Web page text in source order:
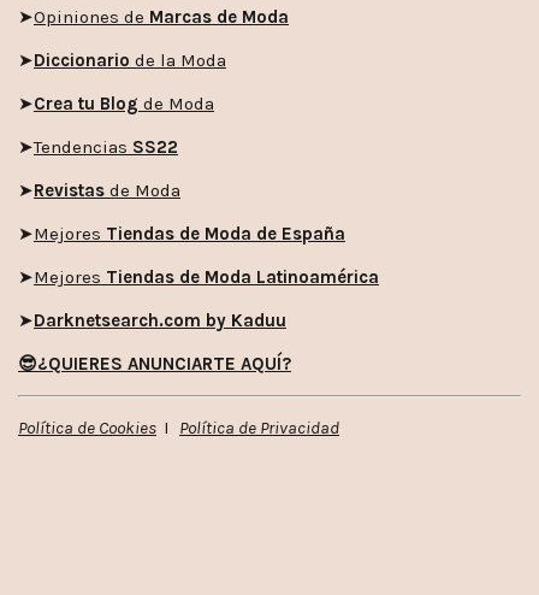
➤Opiniones de Marcas de Moda
➤Diccionario de la Moda
➤Crea tu Blog de Moda
➤Tendencias SS22
➤Revistas de Moda
➤Mejores Tiendas de Moda de España
➤Mejores Tiendas de Moda Latinoamérica
➤Darknetsearch.com by Kaduu
😎¿QUIERES ANUNCIARTE AQUÍ?
Política de Cookies I Política de Privacidad